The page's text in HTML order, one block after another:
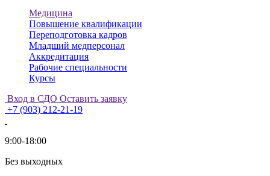
Медицина
Повышение квалификации
Переподготовка кадров
Младший медперсонал
Аккредитация
Рабочие специальности
Курсы
Вход в СДО Оставить заявку
+7 (903) 212-21-19
9:00-18:00
Без выходных